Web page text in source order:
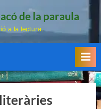
de la paraula
a la lectura.